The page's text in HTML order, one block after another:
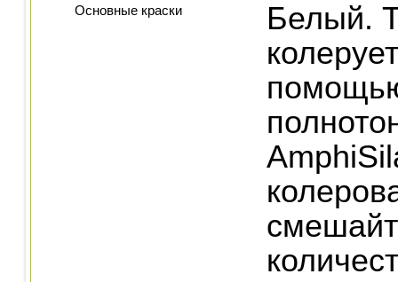
Основные краски
Белый.